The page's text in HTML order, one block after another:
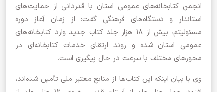
انجمن کتابخانه‌های عمومی استان با قدردانی از حمایت‌های
استاندار و دستگاه‌های فرهنگی گفت: از زمان آغاز دوره
مسئولیتم، بیش از ۱۸ هزار جلد کتاب جدید وارد کتابخانه‌های
عمومی استان شده و روند ارتقای خدمات کتابخانه‌ای در
محورهای مختلف با سرعت در حال پیگیری است.
وی با بیان اینکه این کتاب‌ها از منابع معتبر ملی تأمین شده‌اند،